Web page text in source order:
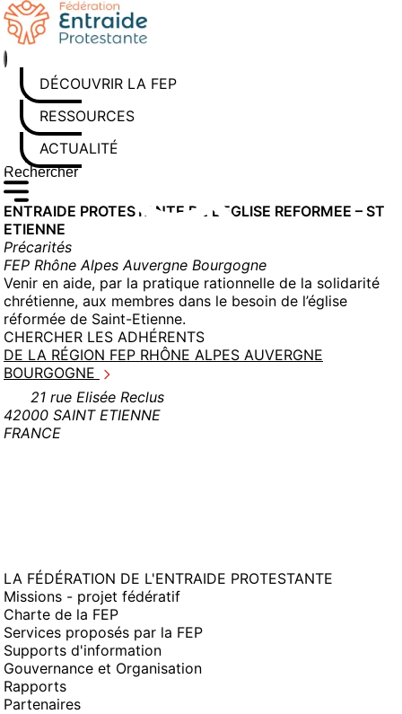
Aller
au
contenu
DÉCOUVRIR LA FEP
RESSOURCES
ACTUALITÉS
Rechercher sur le site
Saisissez au moins 3 caractères pour lancer la recherche
ENTRAIDE PROTESTANTE DE L’EGLISE REFORMEE – ST
ETIENNE
Précarités
FEP Rhône Alpes Auvergne Bourgogne
Venir en aide, par la pratique rationnelle de la solidarité
chrétienne, aux membres dans le besoin de l’église
réformée de Saint-Etienne.
CHERCHER LES ADHÉRENTS
DE LA RÉGION FEP RHÔNE ALPES AUVERGNE
BOURGOGNE
21 rue Elisée Reclus
42000 SAINT ETIENNE
FRANCE
LA FÉDÉRATION DE L'ENTRAIDE PROTESTANTE
Missions - projet fédératif
Charte de la FEP
Services proposés par la FEP
Supports d'information
Gouvernance et Organisation
Rapports
Partenaires